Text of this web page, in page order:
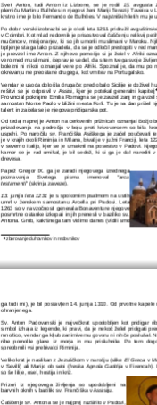
Sveti Anton, tudi Anton iz Lizbone, se je rodil 15. avgusta
plemiču Martinu Bulhões in njegovi ženi Mariji Tereziji Taveira v
krstno ime je bilo Fernando de Bulhões. V najstniških letih mu je
Po dobri verski izobrazbi se je okoli leta 1211 pridružil
v Coimbri. Kot mlad redovnik je prisostvoval čaščenju relikvij
mučencev, misijonarjev, ki so jih umorili muslimani v Maroku.
trpljenje sta ga tako prizadela, da se je odločil prestopiti v red
je prevzel ime Anton. Z njihovo pomočjo si je želel v Afriki
vero med muslimani, čeprav je vedel, da s tem tvega svoje
bolezni ni nikoli oznanjal vere po Afriki. Spoznal je, da mu po
okrevanju ne preostane drugega, kot vrnitev na Portugalsko.
Vendar je usoda določila drugače; pred obalo Sicilije je doživel
rešitvi se je odpravil v Assisi, kjer je potekal generalni kapitelj
Provincial pokrajine Emilia Romagna se je zavzel zanj in ga vzel
samostan Monte Paolo v bližini mesta Forli. Tu je na dan prišel
talent in začela se je njegova pridigarska pot.
Od tedaj naprej je Anton na cerkvenih prižnicah oznanjal Božjo
prizadevanja na področju v boju proti krivovercem so bila
uspehi. Po naročilu sv. Frančiška Asiškega je začel poučevati
je v krajih okoli Riminija in Milana, bival je v južni Franciji, leta
v severno Italijo, kjer se je umaknil na posestvo v Padovi.
kamor se je rad umikal, je bil sedež, ki si ga je dal narediti v
drevesa.
Papež Gregor IX. ga je zaradi njegovega izrednega
poznavanja   Svetega   pisma   imenoval   "arca
testamenti" (skrinja zaveze).
13. junija leta 1231 je s spokornim psalmom na ustih
umrl v ženskem samostanu Arcella pri Padovi. Leta
1263 so v navzočnosti generala Bonaventure njegove
posmrtne ostanke izkopali in jih prenesli v baziliko sv.
Antona. Grob, kakršnega tam vidimo danes (vidili smo
 zborovanje duhovnikov in redovnikov
ga tudi mi), je bil postavljen 14. junija 1310. Od prvotne kapele
ohranjenega.
Sv. Anton Padovanski je največkrat upodobljen kot pridigar
simbol izhaja iz legende, ki pravi, da je nekoč želel pridigati
množico, vendar ga kljub zanimivemu govoru ni nihče poslušal.
ribe pomolile glave iz morja in mu prisluhnile. Po tem
spreobrnili vsi prebivalci Riminija.
Velikokrat je naslikan z Jezuščkom v naročju (slike El Greca v
v Sevilli) ali Marijo ob sebi (freska Agnola Gaddija v Firencah).
so še lilije, osel, hostija in križ.
Prizori  iz njegovega življenja so upodobljeni  na
barvnih oknih v baziliki sv. Frančiška v Assisiju.
Čaščenje sv. Antona se je najprej razširilo v Padovi,